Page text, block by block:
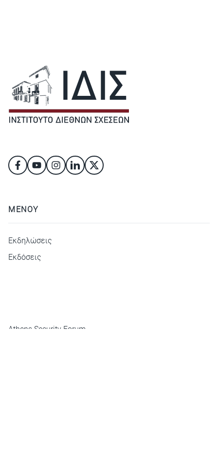
ΜΕΝΟΥ
Εκδηλώσεις
Εκδόσεις
Athens Security Forum